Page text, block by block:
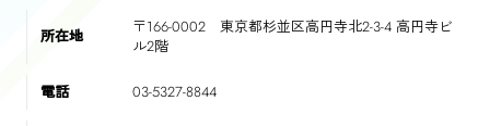
所在地
〒166-0002 東京都杉並区高円寺北2-3-4 高円寺ビ
ル2階
電話 03-5327-8844